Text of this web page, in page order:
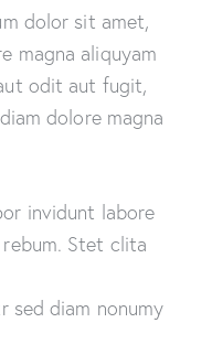
dolor sit amet,
magna aliquyam
odit aut fugit,
dolore magna
invidunt labore
Stet clita
sed diam nonumy